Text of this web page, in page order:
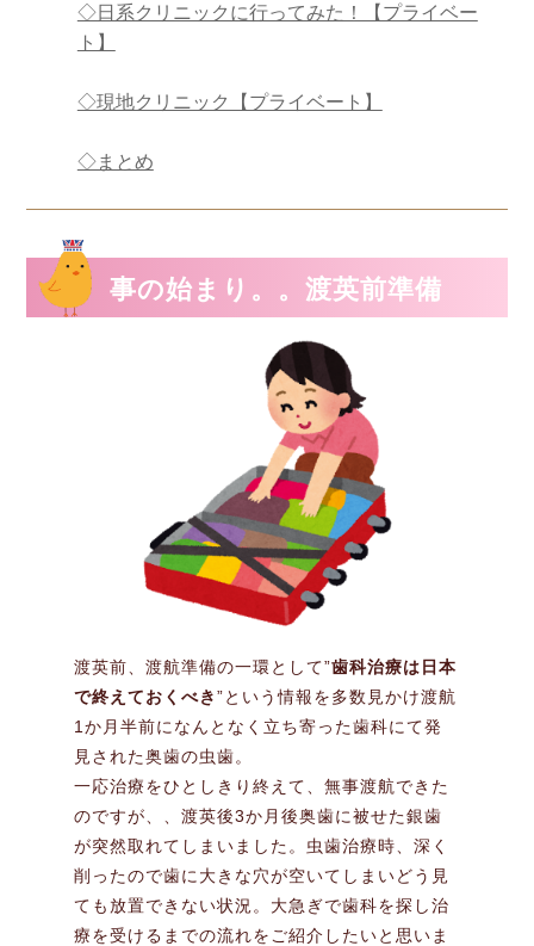
◇日系クリニックに行ってみた！【プライベー
ト】
◇現地クリニック【プライベート】
◇まとめ
事の始まり。。渡英前準備
渡英前、渡航準備の一環として”歯科治療は日本
で終えておくべき”という情報を多数見かけ渡航
1か月半前になんとなく立ち寄った歯科にて発
見された奥歯の虫歯。
一応治療をひとしきり終えて、無事渡航できた
のですが、、渡英後3か月後奥歯に被せた銀歯
が突然取れてしまいました。虫歯治療時、深く
削ったので歯に大きな穴が空いてしまいどう見
ても放置できない状況。大急ぎで歯科を探し治
療を受けるまでの流れをご紹介したいと思いま